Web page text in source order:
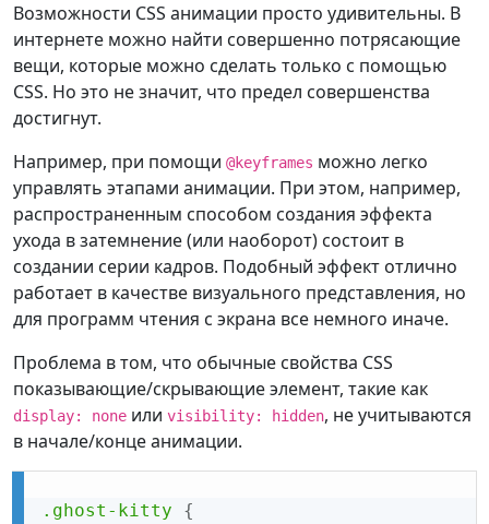
Возможности CSS анимации просто удивительны. В
интернете можно найти совершенно потрясающие
вещи, которые можно сделать только с помощью
CSS. Но это не значит, что предел совершенства
достигнут.
Например, при помощи @keyframes можно легко
управлять этапами анимации. При этом, например,
распространенным способом создания эффекта
ухода в затемнение (или наоборот) состоит в
создании серии кадров. Подобный эффект отлично
работает в качестве визуального представления, но
для программ чтения с экрана все немного иначе.
Проблема в том, что обычные свойства CSS
показывающие/скрывающие элемент, такие как
display: none или visibility: hidden, не учитываются
в начале/конце анимации.
.ghost-kitty
{